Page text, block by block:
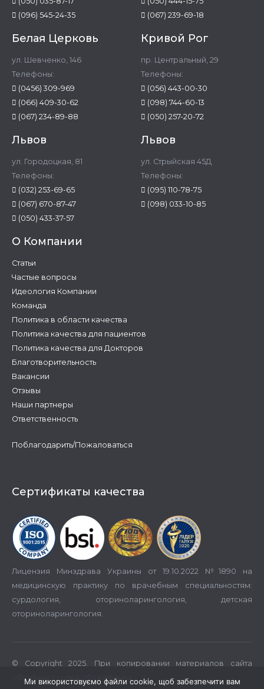
(096) 545-24-35
(067) 239-69-18
Белая Церковь
ул. Шевченко, 146
Телефоны:
(0456) 309-969
(066) 409-30-62
(067) 234-89-88
Кривой Рог
пр. Центральный, 29
Телефоны:
(056) 443-00-30
(098) 744-60-13
(050) 257-20-72
Львов
ул. Городоцкая, 81
Телефоны:
(032) 253-69-65
(067) 670-87-47
(050) 433-37-57
Львов
ул. Стрыйская 45Д
Телефоны:
(095) 110-78-75
(098) 033-10-85
О Компании
Статьи
Частые вопросы
Идеология Компании
Команда
Политика в области качества
Политика качества для пациентов
Политика качества для Докторов
Благотворительность
Вакансии
Отзывы
Наши партнеры
Ответственность
Поблагодарить/Пожаловаться
Сертификаты качества
Лицензия Минздрава Украины от 19.10.2022 №1890 на
медицинскую практику по врачебным специальностям:
сурдология, оториноларингология, детская
оториноларингология.
© Copyright 2025. При копировании материалов сайта
обратная ссылка обязательна.
Ми використовуємо файли cookie, щоб забезпечити вам